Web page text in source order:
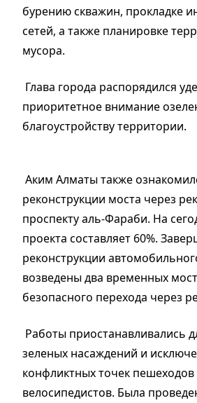
бурению скважин, прокладке
сетей, а также планировке
мусора.
Глава города распорядился
приоритетное внимание
благоустройству территории.
Аким Алматы также
реконструкции моста через
проспекту аль-Фараби. На
проекта составляет 60%.
реконструкции
возведены два временных
безопасного перехода через
Работы приостанавливались
зеленых насаждений и
конфликтных точек пешеходов
велосипедистов. Была